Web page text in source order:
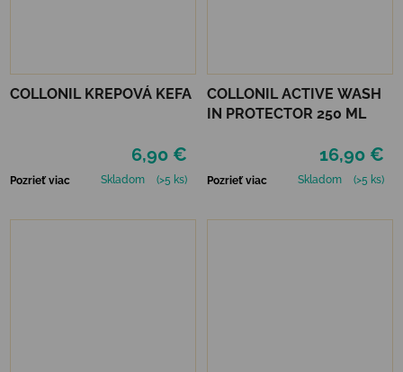
COLLONIL KREPOVÁ KEFA
6,90 €
Pozrieť viac Skladom (>5 ks)
COLLONIL ACTIVE WASH
IN PROTECTOR 250 ML
16,90 €
Pozrieť viac Skladom (>5 ks)